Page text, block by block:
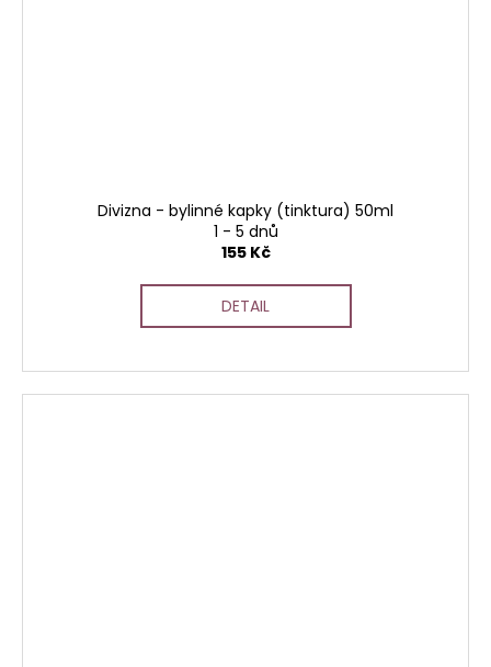
Divizna - bylinné kapky (tinktura) 50ml
1 - 5 dnů
155 Kč
DETAIL